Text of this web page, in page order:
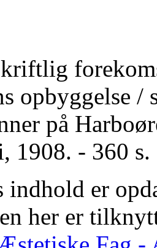
opbyggelse /
på
1908. - 360 s.
indhold er
her er